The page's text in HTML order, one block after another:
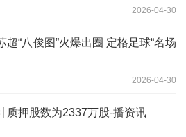
2026-04-30
“八俊图”火爆出圈 定格足球“名场
2026-04-30
质押股数为2337万股-播资讯